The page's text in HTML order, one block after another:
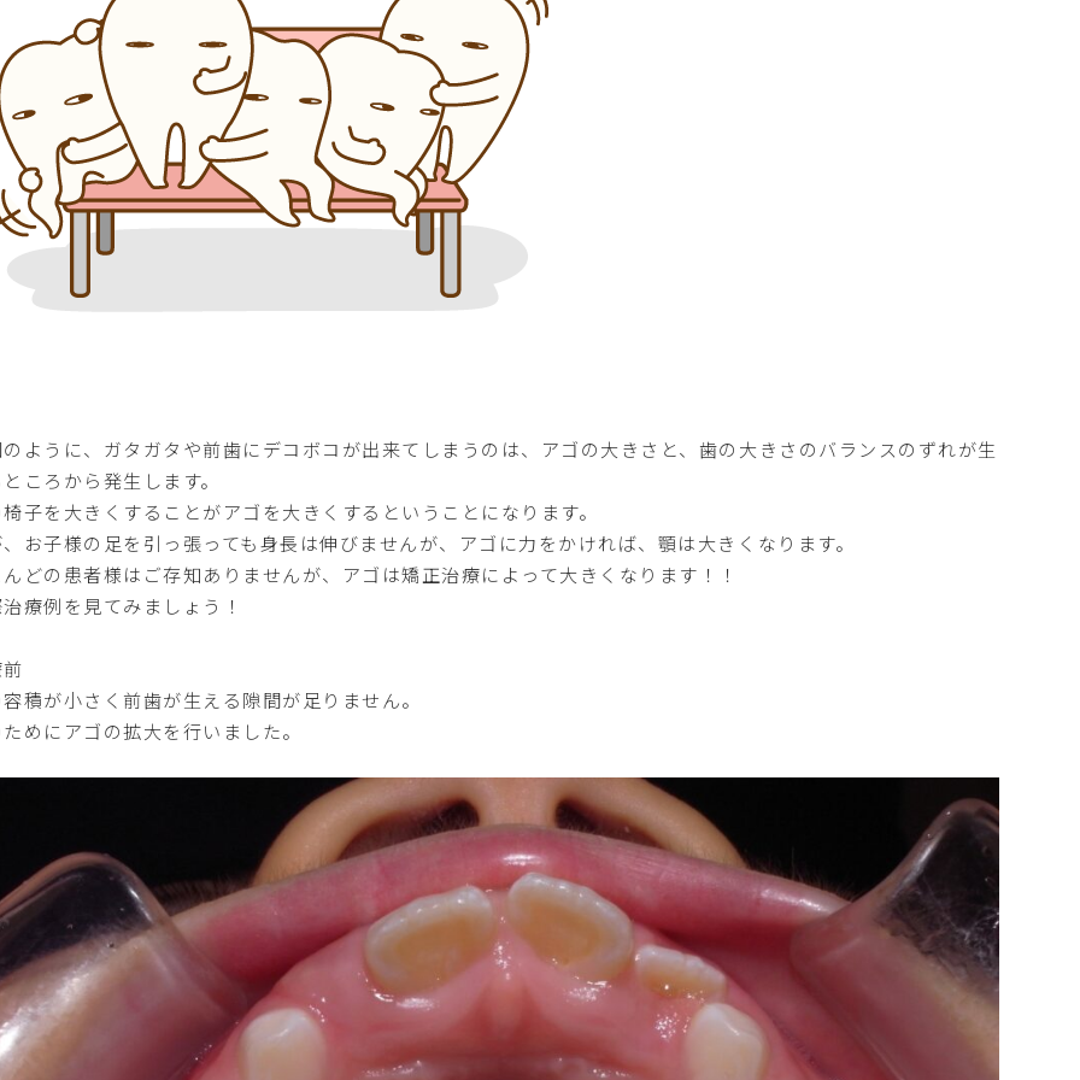
のように、ガタガタや前歯にデコボコが出来てしまうのは、アゴの大きさと、歯の大きさのバランスのずれが生
ところから発生します。
椅子を大きくすることがアゴを大きくするということになります。
お子様の足を引っ張っても身長は伸びませんが、アゴに力をかければ、顎は大きくなります。
んどの患者様はご存知ありませんが、アゴは矯正治療によって大きくなります！！
療例を見てみましょう！
積が小さく前歯が生える隙間が足りません。
めにアゴの拡大を行いました。